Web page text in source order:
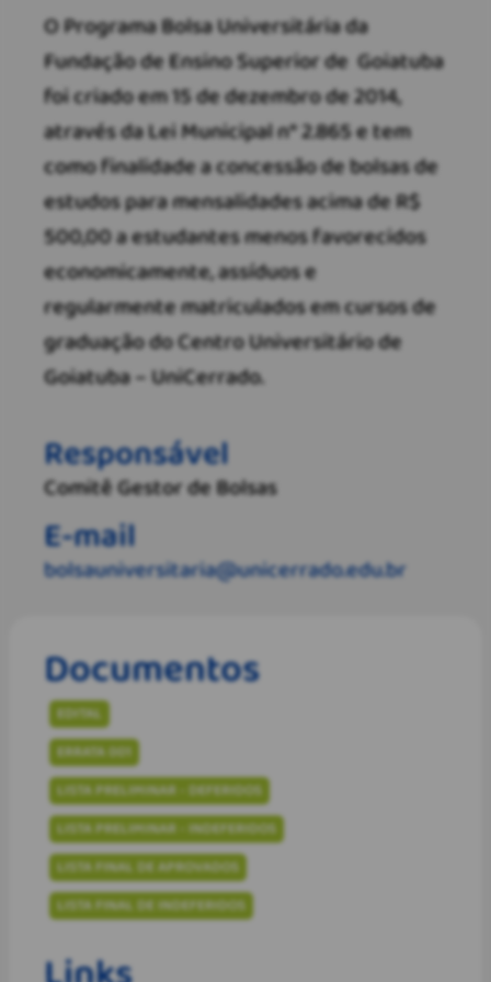
O Programa Bolsa Universitária da
Fundação de Ensino Superior de Goiatuba
foi criado em 15 de dezembro de 2014,
através da Lei Municipal n° 2.865 e tem
como finalidade a concessão de bolsas de
estudos para mensalidades acima de R$
500,00 a estudantes menos favorecidos
economicamente, assíduos e
regularmente matriculados em cursos de
graduação do Centro Universitário de
Goiatuba – UniCerrado.
Responsável
Comitê Gestor de Bolsas
E-mail
bolsauniversitaria@unicerrado.edu.br
Documentos
EDITAL
ERRATA 001
LISTA PRELIMINAR - DEFERIDOS
LISTA PRELIMINAR - INDEFERIDOS
LISTA FINAL DE APROVADOS
LISTA FINAL DE INDEFERIDOS